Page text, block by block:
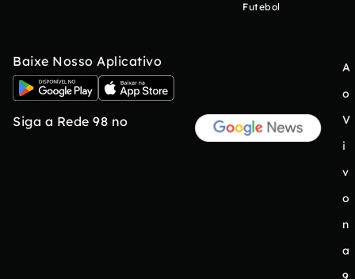
Futebol
Baixe Nosso Aplicativo
Siga a Rede 98 no
A
o
V
i
v
o
n
a